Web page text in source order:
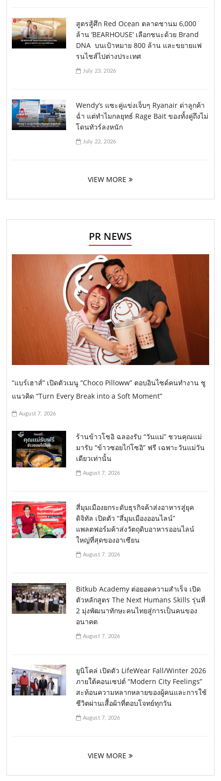
สูตรสู้ศึก Red Ocean ตลาดชานม 6,000
ล้าน ‘BEARHOUSE’ เลือกชนะด้วย Brand
DNA บนเป้าหมาย 800 ล้าน และขยายแฟ
รนไชส์ไปต่างประเทศ
July 23, 2026
Wendy’s แซะคู่แข่งเจ็บๆ Ryanair ด่าลูกค้า
ฉ่ำ แต่ทำไมกลยุทธ์ Rage Bait ของทั้งคู่ถึงไม่
โดนทัวร์ลงหนัก
July 22, 2026
VIEW MORE
PR NEWS
“แบร์เฮาส์” เปิดตัวเมนู “Choco Pilloww” ตอบอินไซด์คนทำงาน ชู
แนวคิด “Turn Every Break into a Soft Moment”
August 7, 2026
ร้านข้าวโซอิ ฉลองรับ “วันแม่” ชวนคุณแม่
มารับ “ข้าวซอยไก่โซอิ” ฟรี เฉพาะวันแม่วัน
เดียวเท่านั้น
August 7, 2026
สี่มุมเมืองยกระดับธุรกิจค้าส่งอาหารสู่ยุค
ดิจิทัล เปิดตัว “สี่มุมเมืองออนไลน์”
แพลตฟอร์มค้าส่งวัตถุดิบอาหารออนไลน์
ใหญ่ที่สุดของอาเซียน
August 7, 2026
Bitkub Academy ต่อยอดความสำเร็จ เปิด
ตัวหลักสูตร The Next Humans Skills รุ่นที่
2 มุ่งพัฒนาทักษะคนไทยสู่การเป็นคนของ
อนาคต
August 7, 2026
ยูนิโคล่ เปิดตัว LifeWear Fall/Winter 2026
ภายใต้คอนเซปต์ “Modern City Feelings”
สะท้อนความหลากหลายของผู้คนและการใช้
ชีวิตผ่านเสื้อผ้าที่ตอบโจทย์ทุกวัน
August 7, 2026
VIEW MORE